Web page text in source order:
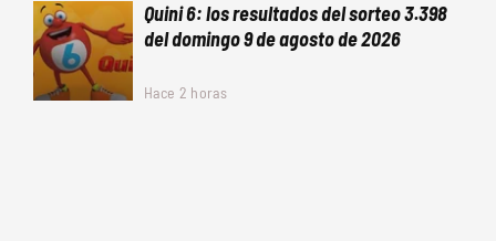
Quini 6: los resultados del sorteo 3.398
del domingo 9 de agosto de 2026
Hace 2 horas